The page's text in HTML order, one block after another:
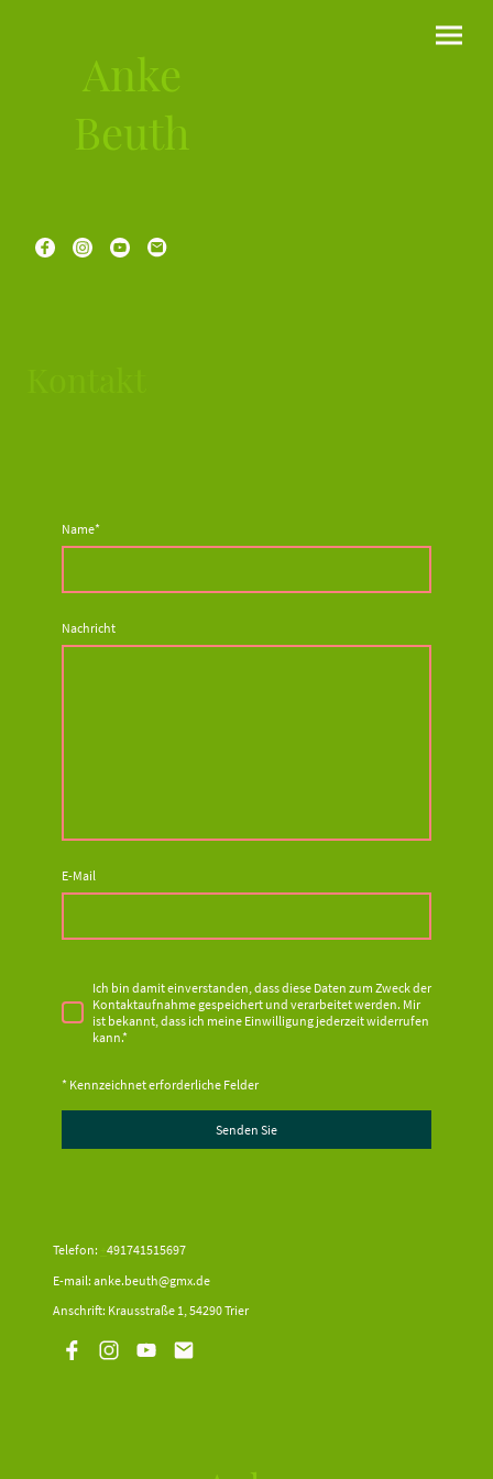
Anke
Beuth
Name*
Nachricht
E-Mail
Ich bin damit einverstanden, dass diese Daten zum Zweck der
Kontaktaufnahme gespeichert und verarbeitet werden. Mir
ist bekannt, dass ich meine Einwilligung jederzeit widerrufen
kann.*
* Kennzeichnet erforderliche Felder
Senden Sie
Telefon: 491741515697
E-mail: anke.beuth@gmx.de
Anschrift: Krausstraße 1, 54290 Trier